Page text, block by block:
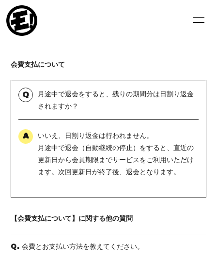
SCHEDULE
BIOGRAPHY DISCOGRAPHY
PHOTO
ログイン
会費支払について
Q
月途中で退会をすると、残りの期間分は日割り返金
されますか？
A
いいえ、日割り返金は行われません。
月途中で退会（自動継続の停止）をすると、直近の
更新日から会員期限までサービスをご利用いただけ
ます。次回更新日が終了後、退会となります。
【会費支払について】に関する他の質問
Q. 会費とお支払い方法を教えてください。